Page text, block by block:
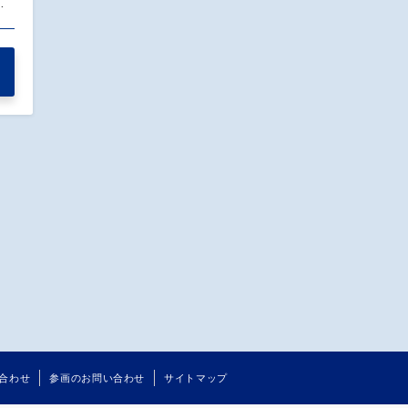
わせ 参画のお問い合わせ サイトマップ